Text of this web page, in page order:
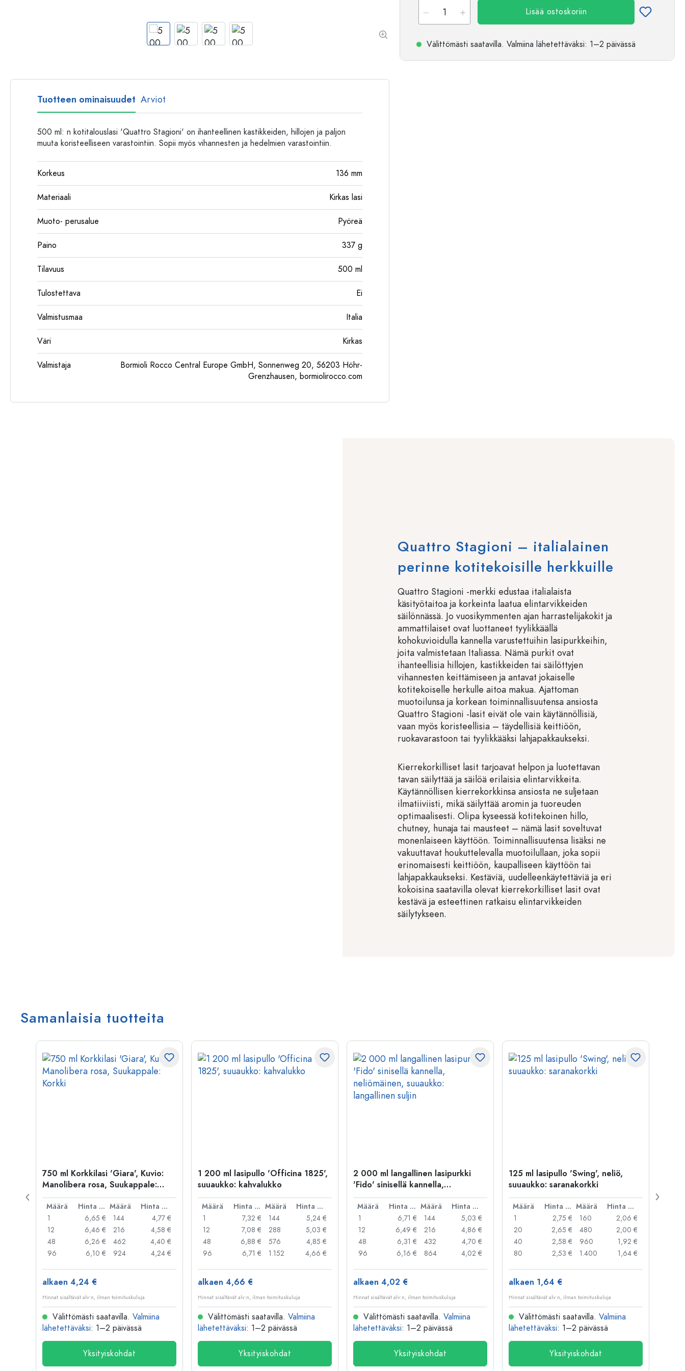
Lisää ostoskoriin
Välittömästi saatavilla. Valmiina lähetettäväksi: 1–2 päivässä
Tuotteen ominaisuudet Arviot
500 ml: n kotitalouslasi 'Quattro Stagioni' on ihanteellinen kastikkeiden, hillojen ja paljon
muuta koristeelliseen varastointiin. Sopii myös vihannesten ja hedelmien varastointiin.
Korkeus 136 mm
Materiaali Kirkas lasi
Muoto- perusalue Pyöreä
Paino 337 g
Tilavuus 500 ml
Tulostettava Ei
Valmistusmaa Italia
Väri Kirkas
Valmistaja
Bormioli Rocco Central Europe GmbH, Sonnenweg 20, 56203 Höhr-
Grenzhausen, bormiolirocco.com
Quattro Stagioni – italialainen
perinne kotitekoisille herkkuille
Quattro Stagioni -merkki edustaa italialaista
käsityötaitoa ja korkeinta laatua elintarvikkeiden
säilönnässä. Jo vuosikymmenten ajan harrastelijakokit ja
ammattilaiset ovat luottaneet tyylikkäällä
kohokuvioidulla kannella varustettuihin lasipurkkeihin,
joita valmistetaan Italiassa. Nämä purkit ovat
ihanteellisia hillojen, kastikkeiden tai säilöttyjen
vihannesten keittämiseen ja antavat jokaiselle
kotitekoiselle herkulle aitoa makua. Ajattoman
muotoilunsa ja korkean toiminnallisuutensa ansiosta
Quattro Stagioni -lasit eivät ole vain käytännöllisiä,
vaan myös koristeellisia – täydellisiä keittiöön,
ruokavarastoon tai tyylikkääksi lahjapakkaukseksi.
Kierrekorkilliset lasit tarjoavat helpon ja luotettavan
tavan säilyttää ja säilöä erilaisia elintarvikkeita.
Käytännöllisen kierrekorkkinsa ansiosta ne suljetaan
ilmatiiviisti, mikä säilyttää aromin ja tuoreuden
optimaalisesti. Olipa kyseessä kotitekoinen hillo,
chutney, hunaja tai mausteet – nämä lasit soveltuvat
monenlaiseen käyttöön. Toiminnallisuutensa lisäksi ne
vakuuttavat houkuttelevalla muotoilullaan, joka sopii
erinomaisesti keittiöön, kaupalliseen käyttöön tai
lahjapakkaukseksi. Kestäviä, uudelleenkäytettäviä ja eri
kokoisina saatavilla olevat kierrekorkilliset lasit ovat
kestävä ja esteettinen ratkaisu elintarvikkeiden
säilytykseen.
Samanlaisia tuotteita
750 ml Korkkilasi 'Giara', Kuvio:
Manolibera rosa, Suukappale:
Korkki
Määrä Hinta per kpl Määrä
Hinta per kpl
1
6,65 €
12
6,46 €
48
6,26 €
96
6,10 €
144
4,77 €
216
4,58 €
462
4,40 €
924
4,24 €
alkaen 4,24 €
Hinnat sisältävät alv:n, ilman toimituskuluja
Välittömästi saatavilla. Valmiina
lähetettäväksi: 1–2 päivässä
Yksityiskohdat
1 200 ml lasipullo 'Officina 1825',
suuaukko: kahvalukko
Määrä Hinta per kpl Määrä
Hinta per kpl
1
7,32 €
12
7,08 €
48
6,88 €
96
6,71 €
144
5,24 €
288
5,03 €
576
4,85 €
1.152
4,66 €
alkaen 4,66 €
Hinnat sisältävät alv:n, ilman toimituskuluja
Välittömästi saatavilla. Valmiina
lähetettäväksi: 1–2 päivässä
Yksityiskohdat
2 000 ml langallinen lasipurkki
'Fido' sinisellä kannella,
neliömäinen, suuaukko: langallinen
suljin
Määrä Hinta per kpl Määrä
Hinta per kpl
1
6,71 €
12
6,49 €
48
6,31 €
96
6,16 €
144
5,03 €
216
4,86 €
432
4,70 €
864
4,02 €
alkaen 4,02 €
Hinnat sisältävät alv:n, ilman toimituskuluja
Välittömästi saatavilla. Valmiina
lähetettäväksi: 1–2 päivässä
Yksityiskohdat
125 ml lasipullo 'Swing', neliö,
suuaukko: saranakorkki
Määrä Hinta per kpl Määrä
Hinta per kpl
1
2,75 €
20
2,65 €
40
2,58 €
80
2,53 €
160
2,06 €
480
2,00 €
960
1,92 €
1.400
1,64 €
alkaen 1,64 €
Hinnat sisältävät alv:n, ilman toimituskuluja
Välittömästi saatavilla. Valmiina
lähetettäväksi: 1–2 päivässä
Yksityiskohdat